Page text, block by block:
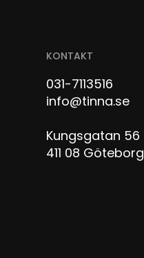
KONTAKT
031-7113516
info@tinna.se
Kungsgatan 56
411 08 Göteborg